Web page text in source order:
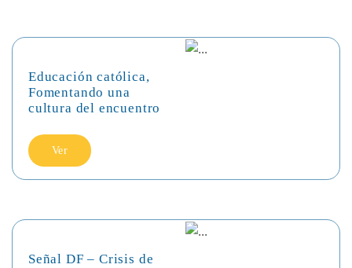
Educación católica,
Fomentando una
cultura del encuentro
Ver
Señal DF – Crisis de